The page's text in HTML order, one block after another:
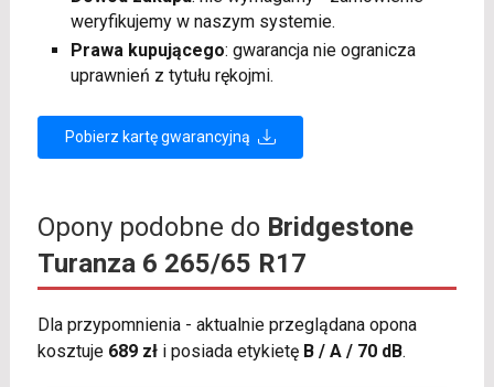
weryfikujemy w naszym systemie.
Prawa kupującego: gwarancja nie ogranicza
uprawnień z tytułu rękojmi.
Pobierz kartę gwarancyjną
Opony podobne do Bridgestone
Turanza 6 265/65 R17
Dla przypomnienia - aktualnie przeglądana opona
kosztuje 689 złi posiada etykietę B / A / 70 dB.